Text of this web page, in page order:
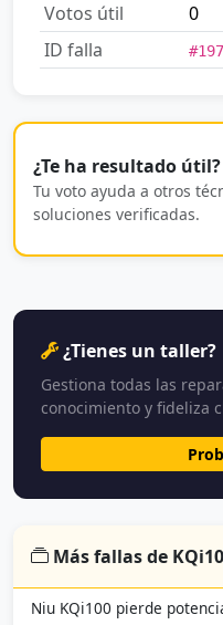
Votos útil
0
ID falla
#197
¿Te ha resultado útil?
Tu voto ayuda a otros
soluciones verificadas.
¿Tienes un taller?
Gestiona todas las
conocimiento y fideliza
Más fallas de
Niu KQi100 pierde